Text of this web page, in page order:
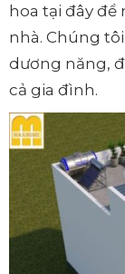
hoa tại đây
nhà. Chúng
dương năng,
cả gia đình.